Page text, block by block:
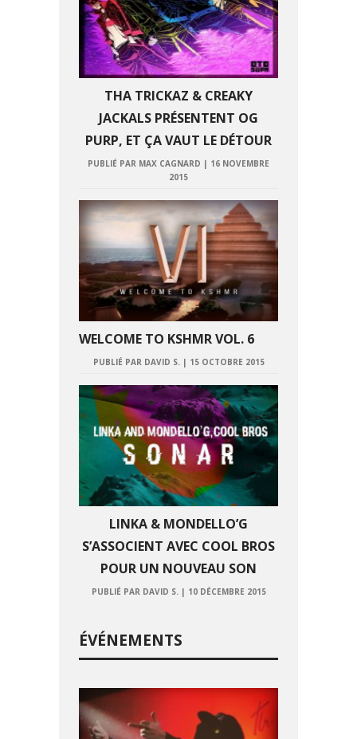
THA TRICKAZ & CREAKY
JACKALS PRÉSENTENT OG
PURP, ET ÇA VAUT LE DÉTOUR
PUBLIÉ PAR MAX CAGNARD | 16 NOVEMBRE
2015
WELCOME TO KSHMR VOL. 6
PUBLIÉ PAR DAVID S.| 15 OCTOBRE 2015
LINKA & MONDELLO’G
S’ASSOCIENT AVEC COOL BROS
POUR UN NOUVEAU SON
PUBLIÉ PAR DAVID S.| 10 DÉCEMBRE 2015
ÉVÉNEMENTS